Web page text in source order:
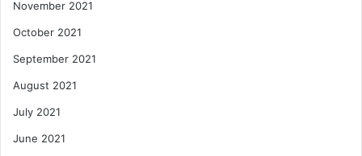
November 2021
October 2021
September 2021
August 2021
July 2021
June 2021